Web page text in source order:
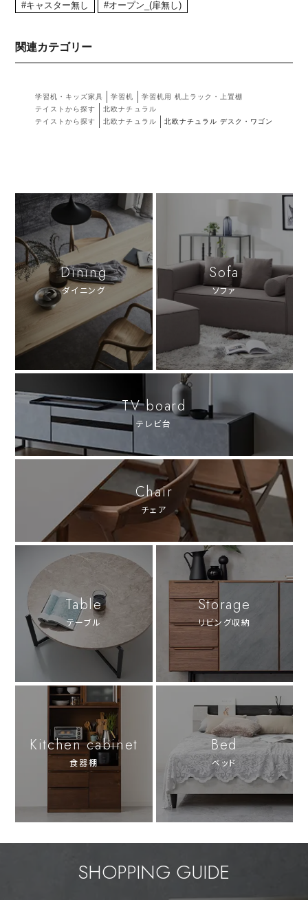
#キャスター無し #オープン_(扉無し)
関連カテゴリー
学習机・キッズ家具 学習机
学習机用 机上ラック・上置棚
テイストから探す
北欧ナチュラル
テイストから探す
北欧ナチュラル 北欧ナチュラル デスク・ワゴン
Dining
ダイニング
Sofa
ソファ
TV board
テレビ台
Chair
チェア
Table
テーブル
Storage
リビング収納
Kitchen cabinet
食器棚
Bed
ベッド
SHOPPING GUIDE